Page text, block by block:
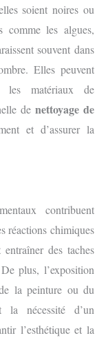
soient noires ou
comme les algues,
souvent dans
Elles peuvent
les matériaux de
de nettoyage de
et d’assurer la
contribuent
réactions chimiques
des taches
plus, l’exposition
la peinture ou du
la nécessité d’un
l’esthétique et la